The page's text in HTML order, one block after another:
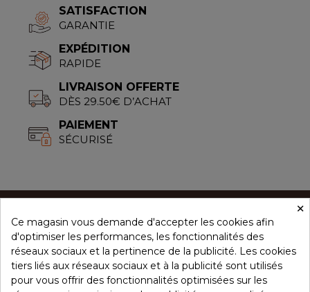
SATISFACTION
GARANTIE
EXPÉDITION
RAPIDE
LIVRAISON OFFERTE
DÈS 29.50€ D’ACHAT
PAIEMENT
SÉCURISÉ
CONCEPT ÉPICES
NOS PRODUITS
×
Ce magasin vous demande d'accepter les cookies afin
d'optimiser les performances, les fonctionnalités des
réseaux sociaux et la pertinence de la publicité. Les cookies
tiers liés aux réseaux sociaux et à la publicité sont utilisés
pour vous offrir des fonctionnalités optimisées sur les